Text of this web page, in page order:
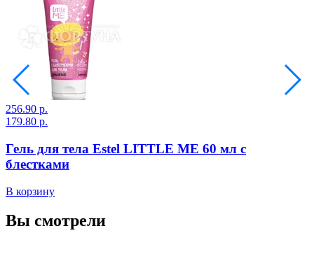
256.90 р.
179.80 р.
Гель для тела Estel LITTLE ME 60 мл с
блестками
В корзину
Вы смотрели